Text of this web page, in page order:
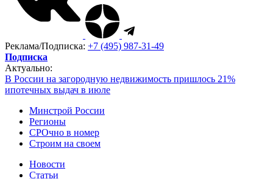
Реклама/Подписка: +7 (495) 987-31-49
Подписка
Актуально:
В России на загородную недвижимость пришлось 21%
ипотечных выдач в июле
Минстрой России
Регионы
СРОчно в номер
Строим на своем
Новости
Статьи